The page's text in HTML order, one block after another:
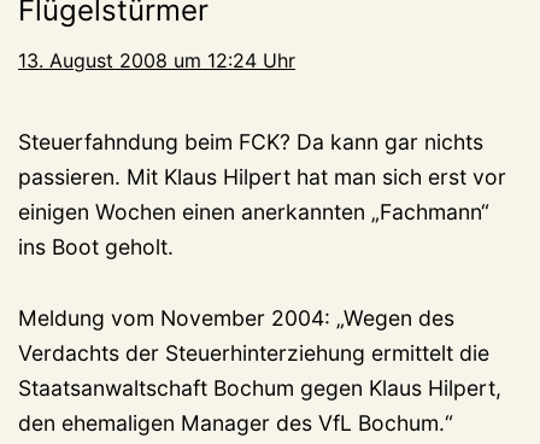
Flügelstürmer
13. August 2008 um 12:24 Uhr
Steuerfahndung beim FCK? Da kann gar nichts
passieren. Mit Klaus Hilpert hat man sich erst vor
einigen Wochen einen anerkannten „Fachmann“
ins Boot geholt.
Meldung vom November 2004: „Wegen des
Verdachts der Steuerhinterziehung ermittelt die
Staatsanwaltschaft Bochum gegen Klaus Hilpert,
den ehemaligen Manager des VfL Bochum.“